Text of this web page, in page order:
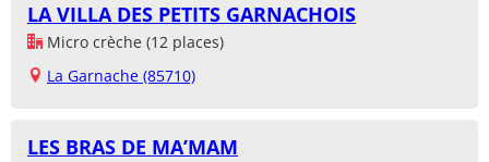
LA VILLA DES PETITS GARNACHOIS
Micro crèche (12 places)
La Garnache (85710)
LES BRAS DE MA’MAM